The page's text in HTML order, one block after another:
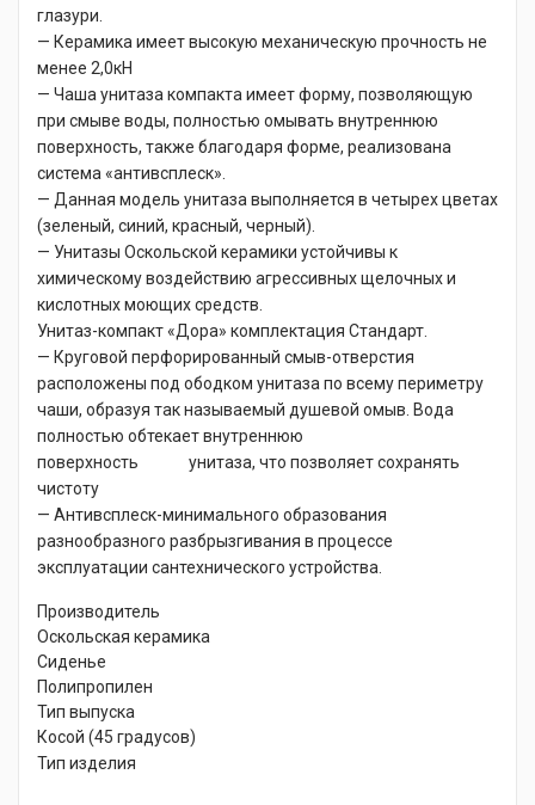
глазури.
— Керамика имеет высокую механическую прочность не
менее 2,0кН
— Чаша унитаза компакта имеет форму, позволяющую
при смыве воды, полностью омывать внутреннюю
поверхность, также благодаря форме, реализована
система «антивсплеск».
— Данная модель унитаза выполняется в четырех цветах
(зеленый, синий, красный, черный).
— Унитазы Оскольской керамики устойчивы к
химическому воздействию агрессивных щелочных и
кислотных моющих средств.
Унитаз-компакт «Дора» комплектация Стандарт.
— Круговой перфорированный смыв-отверстия
расположены под ободком унитаза по всему периметру
чаши, образуя так называемый душевой омыв. Вода
полностью обтекает внутреннюю
поверхность унитаза, что позволяет сохранять
чистоту
— Антивсплеск-минимального образования
разнообразного разбрызгивания в процессе
эксплуатации сантехнического устройства.
Производитель
Оскольская керамика
Сиденье
Полипропилен
Тип выпуска
Косой (45 градусов)
Тип изделия